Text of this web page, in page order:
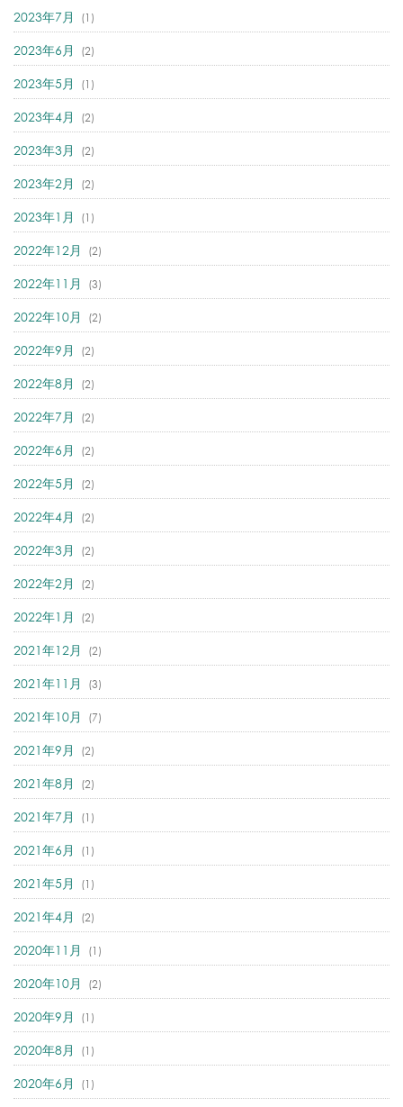
2023年7月 (1)
2023年6月 (2)
2023年5月 (1)
2023年4月 (2)
2023年3月 (2)
2023年2月 (2)
2023年1月 (1)
2022年12月 (2)
2022年11月 (3)
2022年10月 (2)
2022年9月 (2)
2022年8月 (2)
2022年7月 (2)
2022年6月 (2)
2022年5月 (2)
2022年4月 (2)
2022年3月 (2)
2022年2月 (2)
2022年1月 (2)
2021年12月 (2)
2021年11月 (3)
2021年10月 (7)
2021年9月 (2)
2021年8月 (2)
2021年7月 (1)
2021年6月 (1)
2021年5月 (1)
2021年4月 (2)
2020年11月 (1)
2020年10月 (2)
2020年9月 (1)
2020年8月 (1)
2020年6月 (1)